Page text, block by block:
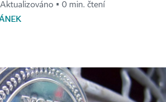
Aktualizováno ▪ 0 min. čtení